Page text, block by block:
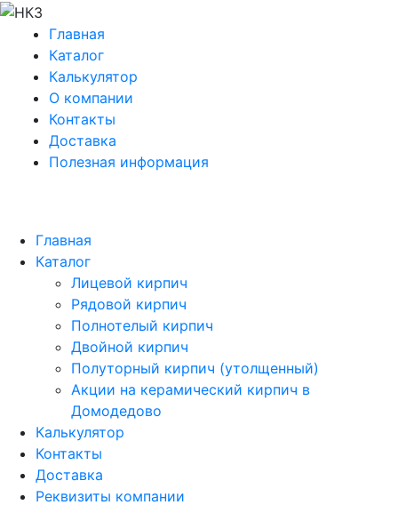
Главная
Каталог
Калькулятор
О компании
Контакты
Доставка
Полезная информация
Главная
Каталог
Лицевой кирпич
Рядовой кирпич
Полнотелый кирпич
Двойной кирпич
Полуторный кирпич (утолщенный)
Акции на керамический кирпич в
Домодедово
Калькулятор
Контакты
Доставка
Реквизиты компании